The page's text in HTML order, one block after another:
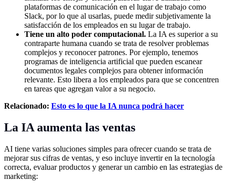
plataformas de comunicación en el lugar de trabajo como
Slack, por lo que al usarlas, puede medir subjetivamente la
satisfacción de los empleados en su lugar de trabajo.
Tiene un alto poder computacional. La IA es superior a su
contraparte humana cuando se trata de resolver problemas
complejos y reconocer patrones. Por ejemplo, tenemos
programas de inteligencia artificial que pueden escanear
documentos legales complejos para obtener información
relevante. Esto libera a los empleados para que se concentren
en tareas que agregan valor a su negocio.
Relacionado: Esto es lo que la IA nunca podrá hacer
La IA aumenta las ventas
AI tiene varias soluciones simples para ofrecer cuando se trata de
mejorar sus cifras de ventas, y eso incluye invertir en la tecnología
correcta, evaluar productos y generar un cambio en las estrategias de
marketing: